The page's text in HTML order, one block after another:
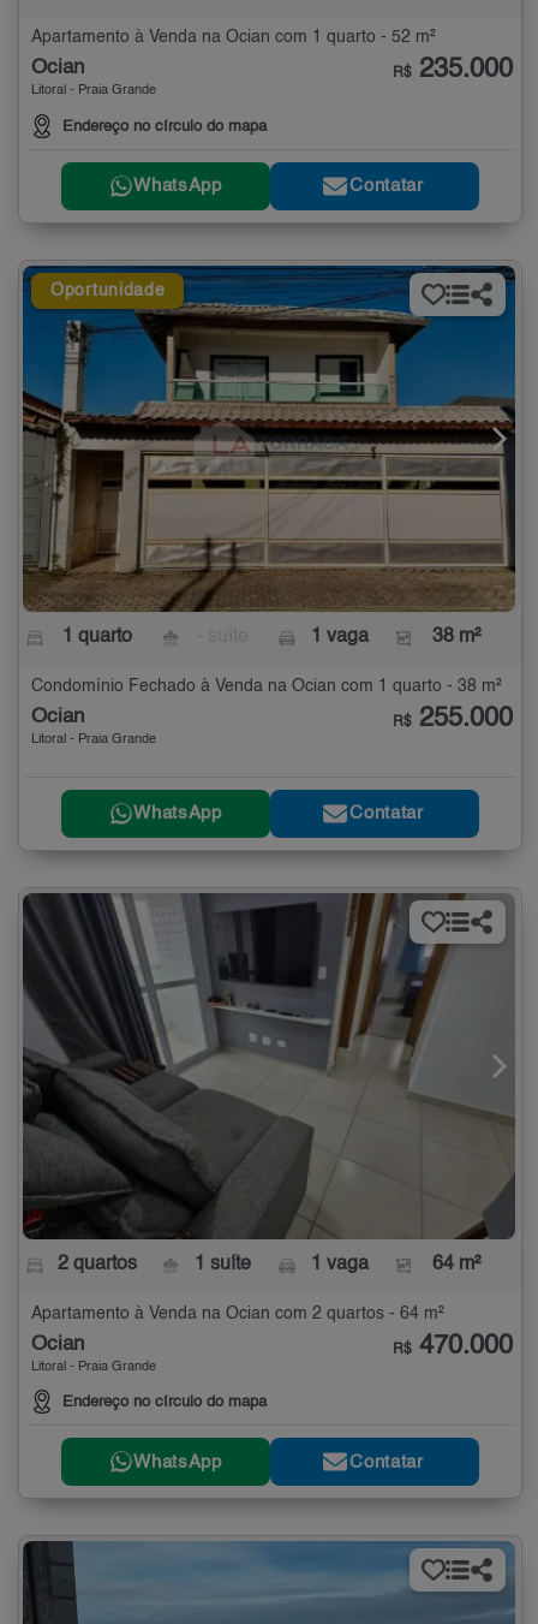
Apartamento à Venda na Ocian com 1 quarto - 52 m²
Ocian
Litoral - Praia Grande
Endereço no círculo do mapa
R$ 235.000
WhatsApp Contatar
Oportunidade
1 quarto 1 vaga 38 m²
Condomínio Fechado à Venda na Ocian com 1 quarto - 38 m²
Ocian
Litoral - Praia Grande
R$ 255.000
WhatsApp Contatar
2 quartos 1 suíte 1 vaga 64 m²
Apartamento à Venda na Ocian com 2 quartos - 64 m²
Ocian
Litoral - Praia Grande
Endereço no círculo do mapa
R$ 470.000
WhatsApp Contatar